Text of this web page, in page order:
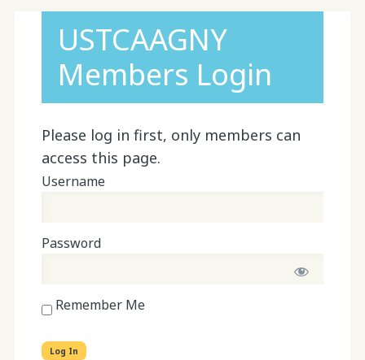
USTCAAGNY
Members Login
Please log in first, only members can
access this page.
Username
Password
Remember Me